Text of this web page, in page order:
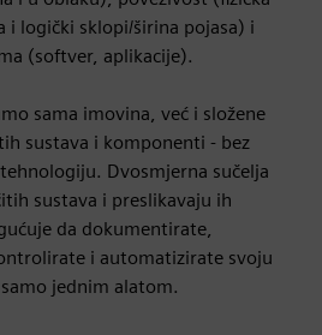
logički sklopi/širina pojasa) i
(softver, aplikacije).
sama imovina, već i složene
sustava i komponenti - bez
Dvosmjerna sučelja
sustava i preslikavaju ih
da dokumentirate,
i automatizirate svoju
jednim alatom.